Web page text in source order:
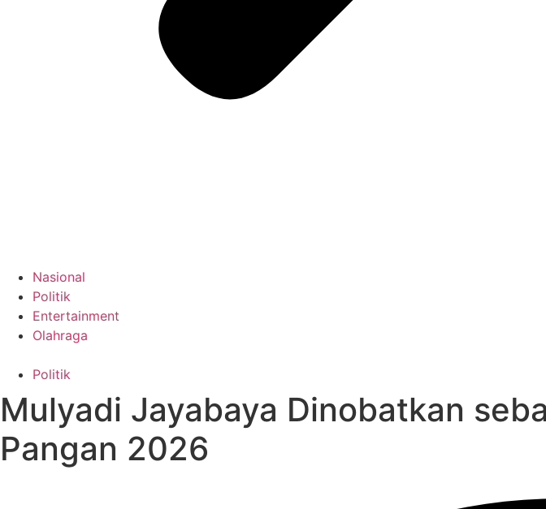
Nasional
Politik
Entertainment
Olahraga
Politik
Mulyadi Jayabaya Dinobatkan
Pangan 2026